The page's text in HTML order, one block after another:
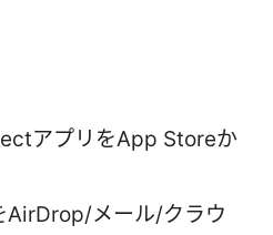
アプリをApp Storeか
AirDrop/メール/クラウ